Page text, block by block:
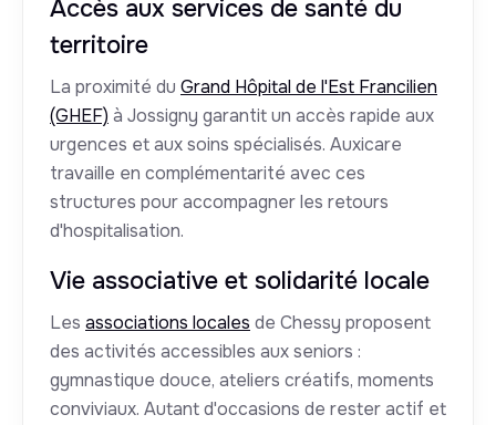
Accès aux services de santé du
territoire
La proximité du Grand Hôpital de l'Est Francilien
(GHEF) à Jossigny garantit un accès rapide aux
urgences et aux soins spécialisés. Auxicare
travaille en complémentarité avec ces
structures pour accompagner les retours
d'hospitalisation.
Vie associative et solidarité locale
Les associations locales de Chessy proposent
des activités accessibles aux seniors :
gymnastique douce, ateliers créatifs, moments
conviviaux. Autant d'occasions de rester actif et